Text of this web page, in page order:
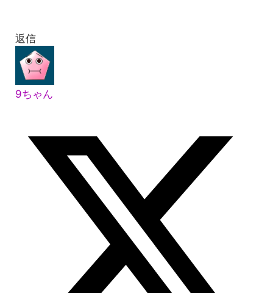
返信
9ちゃん